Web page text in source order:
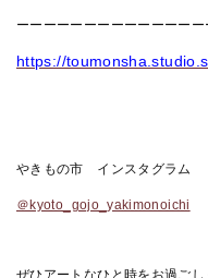
ーーーーーーーーーーーーー
https://
やきもの市 インスタグラム
＠kyoto_gojo_yakimonoichi